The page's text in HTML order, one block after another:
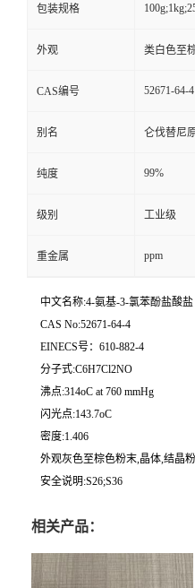
包装规格
外观 类白色至
CAS编号 52671-64-4
别名 仑伐替尼
纯度 99%
级别 工业级
重金属 ppm
中文名称:4-氨基-3-氯苯酚盐酸盐
CAS No:52671-64-4
EINECS号：610-882-4
分子式:C6H7Cl2NO
沸点:314oC at 760 mmHg
闪光点:143.7oC
密度:1.406
外观灰色至棕色粉末,晶体,结晶
安全说明:S26;S36
相关产品：